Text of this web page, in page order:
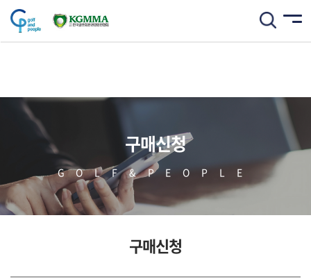
구매신청
GOLF&PEOPLE
구매신청